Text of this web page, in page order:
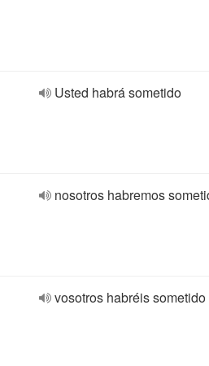
Usted habrá sometido
nosotros habremos
vosotros habréis sometido